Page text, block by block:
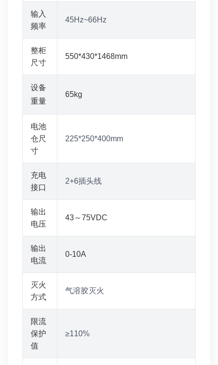
输入
频率
45Hz~66Hz
整柜
尺寸
550*430*1468mm
设备
重量
65kg
电池
仓尺
寸
225*250*400mm
充电
接口
2+6插头线
输出
电压
43～75VDC
输出
电流
0-10A
灭火
方式
气溶胶灭火
限流
保护
值
≥110%